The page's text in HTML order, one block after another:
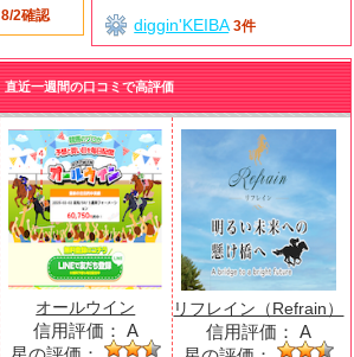
diggin'KEIBA 3件
8/2確認
直近一週間の口コミで高評価
オールウイン
信用評価： A
リフレイン（Refrain）
信用評価： A